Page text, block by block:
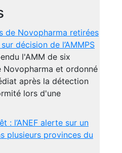
de Novopharma retirées
décision de l’AMMPS
l'AMM de six
Novopharma et ordonné
après la détection
lors d'une
: l’ANEF alerte sur un
plusieurs provinces du